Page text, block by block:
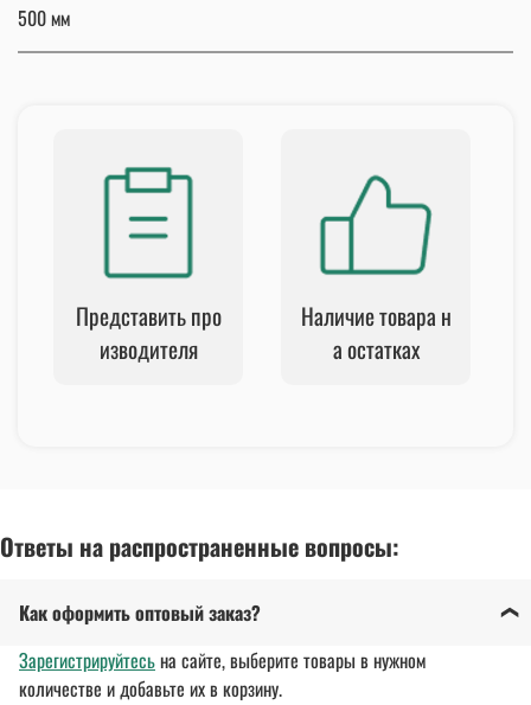
500 мм
Представить про
изводителя
Наличие товара н
а остатках
Ответы на распространенные вопросы:
Как оформить оптовый заказ?
Зарегистрируйтесьна сайте, выберите товары в нужном
количестве и добавьте их в корзину.